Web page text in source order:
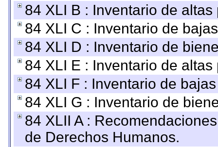
84 XLI B : Inventario de
84 XLI C : Inventario de
84 XLI D : Inventario de
84 XLI E : Inventario de
84 XLI F : Inventario de
84 XLI G : Inventario de
84 XLII A :
de Derechos Humanos.